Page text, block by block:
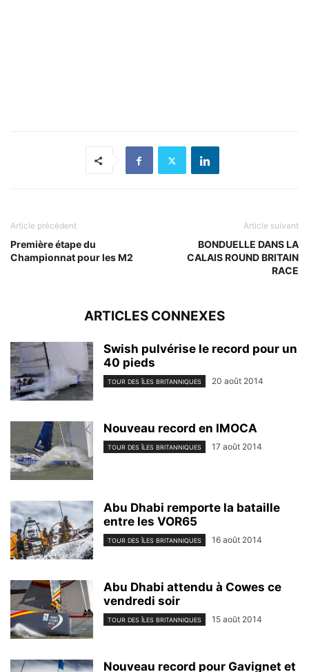
Article précédent
Première étape du
Championnat pour les M2
Article suivant
BONDUELLE DANS LA
CALAIS ROUND BRITAIN
RACE
ARTICLES CONNEXES
Swish pulvérise le record pour un
40 pieds
TOUR DES ÎLES BRITANNIQUES 20 août 2014
Nouveau record en IMOCA
TOUR DES ÎLES BRITANNIQUES 17 août 2014
Abu Dhabi remporte la bataille
entre les VOR65
TOUR DES ÎLES BRITANNIQUES 16 août 2014
Abu Dhabi attendu à Cowes ce
vendredi soir
TOUR DES ÎLES BRITANNIQUES 15 août 2014
Nouveau record pour Gavignet et